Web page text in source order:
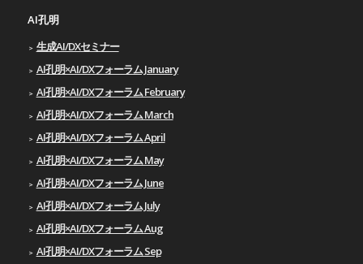
AI孔明
生成AI/DXセミナー
AI孔明×AI/DXフォーラム January
AI孔明×AI/DXフォーラム February
AI孔明×AI/DXフォーラム March
AI孔明×AI/DXフォーラム April
AI孔明×AI/DXフォーラム May
AI孔明×AI/DXフォーラム June
AI孔明×AI/DXフォーラム July
AI孔明×AI/DXフォーラム Aug
AI孔明×AI/DXフォーラム Sep